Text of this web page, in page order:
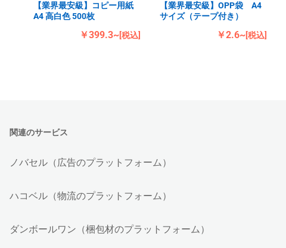
【業界最安級】コピー用紙
A4 高白色 500枚
￥399.3~[税込]
【業界最安級】OPP袋 A4
サイズ（テープ付き）
￥2.6~[税込]
関連のサービス
ノバセル（広告のプラットフォーム）
ハコベル（物流のプラットフォーム）
ダンボールワン（梱包材のプラットフォーム）